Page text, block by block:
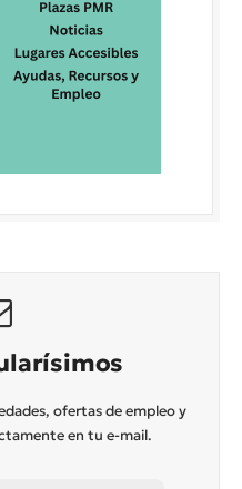
ofertas de empleo y
en tu e-mail.